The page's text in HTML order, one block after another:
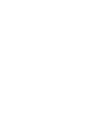
như Công viên Yersin
km.
bố trí sân hiên nhìn ra
vòi sen. Một số phòng
sóng.
ngày.
4 km. Sân bay gần
đó 31 km.